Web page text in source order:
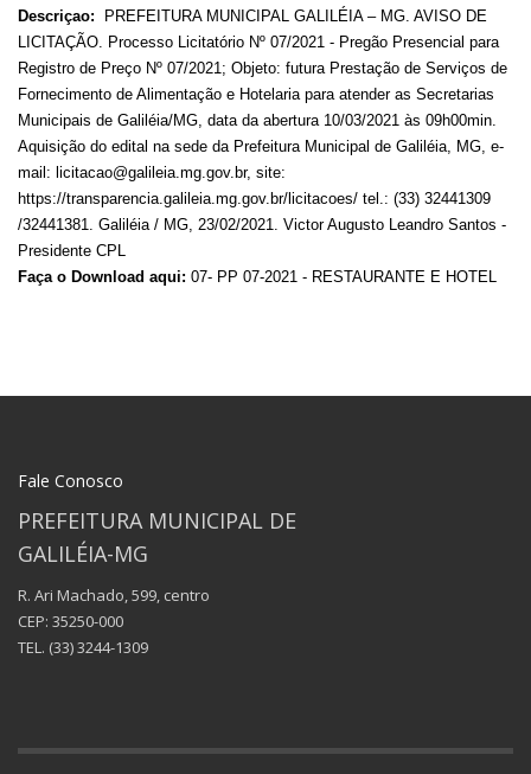
Descriçao:
PREFEITURA MUNICIPAL GALILÉIA – MG. AVISO DE
LICITAÇÃO. Processo Licitatório Nº 07/2021 - Pregão Presencial para
Registro de Preço Nº 07/2021; Objeto: futura Prestação de Serviços de
Fornecimento de Alimentação e Hotelaria para atender as Secretarias
Municipais de Galiléia/MG, data da abertura 10/03/2021 às 09h00min.
Aquisição do edital na sede da Prefeitura Municipal de Galiléia, MG, e-
mail: licitacao@galileia.mg.gov.br, site:
https://transparencia.galileia.mg.gov.br/licitacoes/ tel.: (33) 32441309
/32441381. Galiléia / MG, 23/02/2021. Victor Augusto Leandro Santos -
Presidente CPL
Faça o Download aqui: 07- PP 07-2021 - RESTAURANTE E HOTEL
Fale Conosco
PREFEITURA MUNICIPAL DE
GALILÉIA-MG
R. Ari Machado, 599, centro
CEP: 35250-000
TEL. (33) 3244-1309